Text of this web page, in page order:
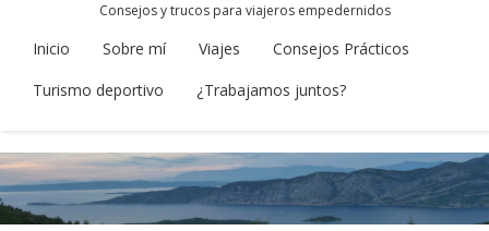
Consejos y trucos para viajeros empedernidos
Inicio Sobre mí Viajes
Consejos Prácticos
Turismo deportivo
¿Trabajamos juntos?